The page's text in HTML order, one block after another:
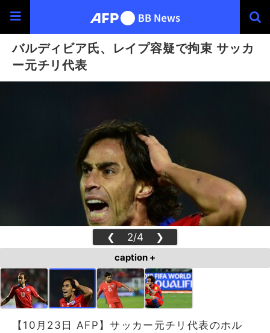
バルディビア氏、レイプ容疑で拘束 サッカ
ー元チリ代表
❮ 2/4 ❯
caption +
【10月23日 AFP】サッカー元チリ代表のホル